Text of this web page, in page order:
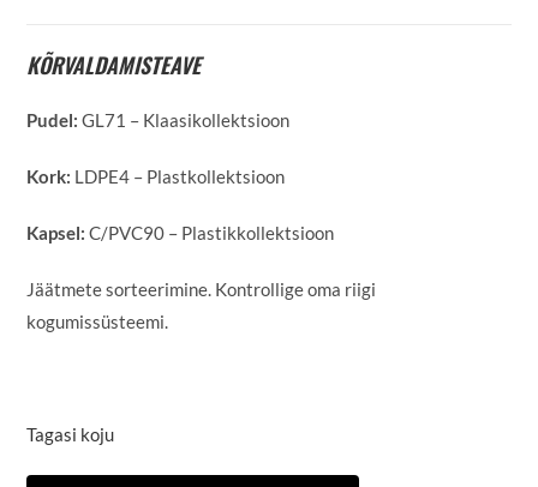
KÕRVALDAMISTEAVE
Pudel:GL71 – Klaasikollektsioon
Kork: LDPE4 – Plastkollektsioon
Kapsel:C/PVC90 – Plastikkollektsioon
Jäätmete sorteerimine. Kontrollige oma riigi
kogumissüsteemi.
Tagasi koju